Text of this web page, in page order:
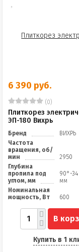
6 390 руб.
(0)
Плиткорез
ЭП-180 Вихрь
Бренд
ВИХРЬ
Частота
вращения, об/
мин
2950
Глубина
пропила под
углом, мм
90°-
мм
Номинальная
мощность, Вт
600
В
Купить в 1